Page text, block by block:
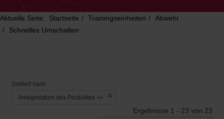
Aktuelle Seite: Startseite Trainingseinheiten
Abwehr
Schnelles Umschalten
Sortiert nach
Anlegedatum des Produktes +/-
Ergebnisse 1 - 23 von 23